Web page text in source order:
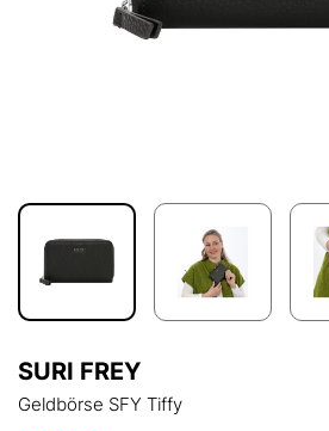
SURI FREY
Geldbörse SFY Tiffy